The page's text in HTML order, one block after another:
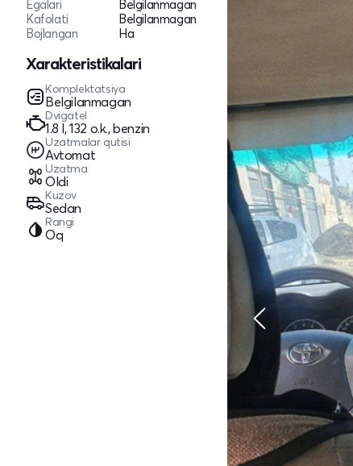
Egalari
Belgilanmagan
Kafolati
Belgilanmagan
Bojlangan
Ha
Xarakteristikalari
Komplektatsiya
Belgilanmagan
Dvigatel
1.8 l, 132 o.k., benzin
Uzatmalar qutisi
Avtomat
Uzatma
Oldi
Kuzov
Sedan
Rangi
Oq